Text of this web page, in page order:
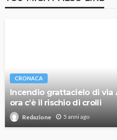
CRONACA
Incendio grattacielo di via
ora c’è il rischio di crolli
Redazione 5 anni ago